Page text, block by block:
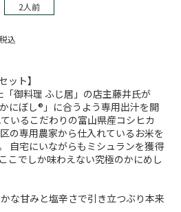
2人前
税込
ット】
御料理 ふじ居」の店主藤井氏が
にぼし®」に合うよう専用出汁を開
いるこだわりの富山県産コシヒカ
の専用農家から仕入れているお米を
自宅にいながらもミシュランを獲得
こでしか味わえない究極のかにめし
な甘みと塩辛さで引き立つぶり本来